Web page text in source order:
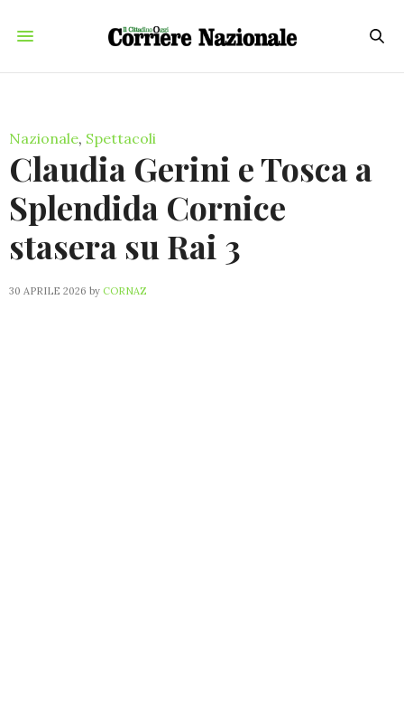
Nazionale, Spettacoli
Claudia Gerini e Tosca a
Splendida Cornice
stasera su Rai 3
30 APRILE 2026 by CORNAZ